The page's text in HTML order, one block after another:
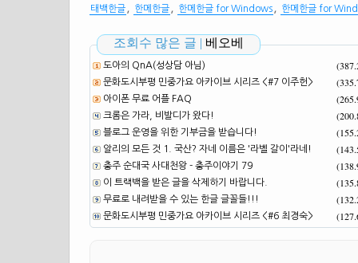
태백한글 한메한글 한메한글 for Windows 한메한글 for
조회수 많은 글 | 베오베
도아의 QnA(성상담 아님)
문화도시부평 민중가요 아카이브 시리즈 <#7 이주헌>
아이폰 무료 어플 FAQ
크롬은 가라, 비발디가 왔다!
블로그 운영을 위한 기부금을 받습니다!
알리의 모든 것 1. 국산? 자네 이름은 '라벨 갈이'라네!
충주 순대국 사대천왕 - 충주이야기 79
이 트랙백을 받은 글을 삭제하기 바랍니다.
무료로 내려받을 수 있는 한글 글꼴들!!!
문화도시부평 민중가요 아카이브 시리즈 <#6 최경숙>